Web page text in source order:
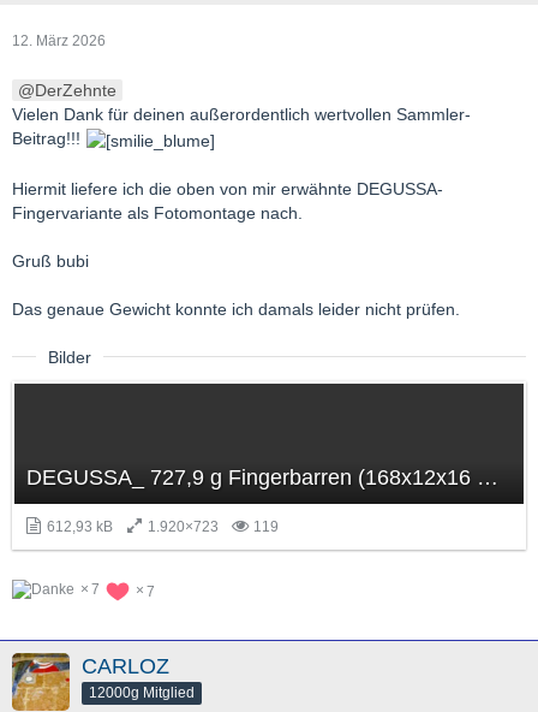
12. März 2026
DerZehnte
Vielen Dank für deinen außerordentlich wertvollen Sammler-
Beitrag!!!
Hiermit liefere ich die oben von mir erwähnte DEGUSSA-
Fingervariante als Fotomontage nach.
Gruß bubi
Das genaue Gewicht konnte ich damals leider nicht prüfen.
Bilder
DEGUSSA_ 727,9 g Fingerbarren (168x12x16 mm).jpg
612,93 kB 1.920×723 119
7 7
CARLOZ
12000g Mitglied